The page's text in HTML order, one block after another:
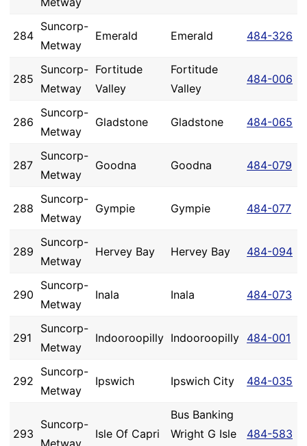
284
Suncorp-
Metway
Emerald Emerald 484-326
285
Suncorp-
Metway
Fortitude
Valley
Fortitude
Valley
484-006
286
Suncorp-
Metway
Gladstone Gladstone 484-065
287
Suncorp-
Metway
Goodna Goodna 484-079
288
Suncorp-
Metway
Gympie Gympie 484-077
289
Suncorp-
Metway
Hervey Bay Hervey Bay 484-094
290
Suncorp-
Metway
Inala Inala 484-073
291
Suncorp-
Metway
Indooroopilly Indooroopilly 484-001
292
Suncorp-
Metway
Ipswich Ipswich City 484-035
293
Suncorp-
Metway
Isle Of Capri
Bus Banking
Wright G Isle
484-583